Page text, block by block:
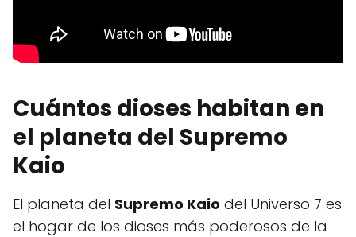
Cuántos dioses habitan en
el planeta del Supremo
Kaio
El planeta del Supremo Kaio del Universo 7 es
el hogar de los dioses más poderosos de la